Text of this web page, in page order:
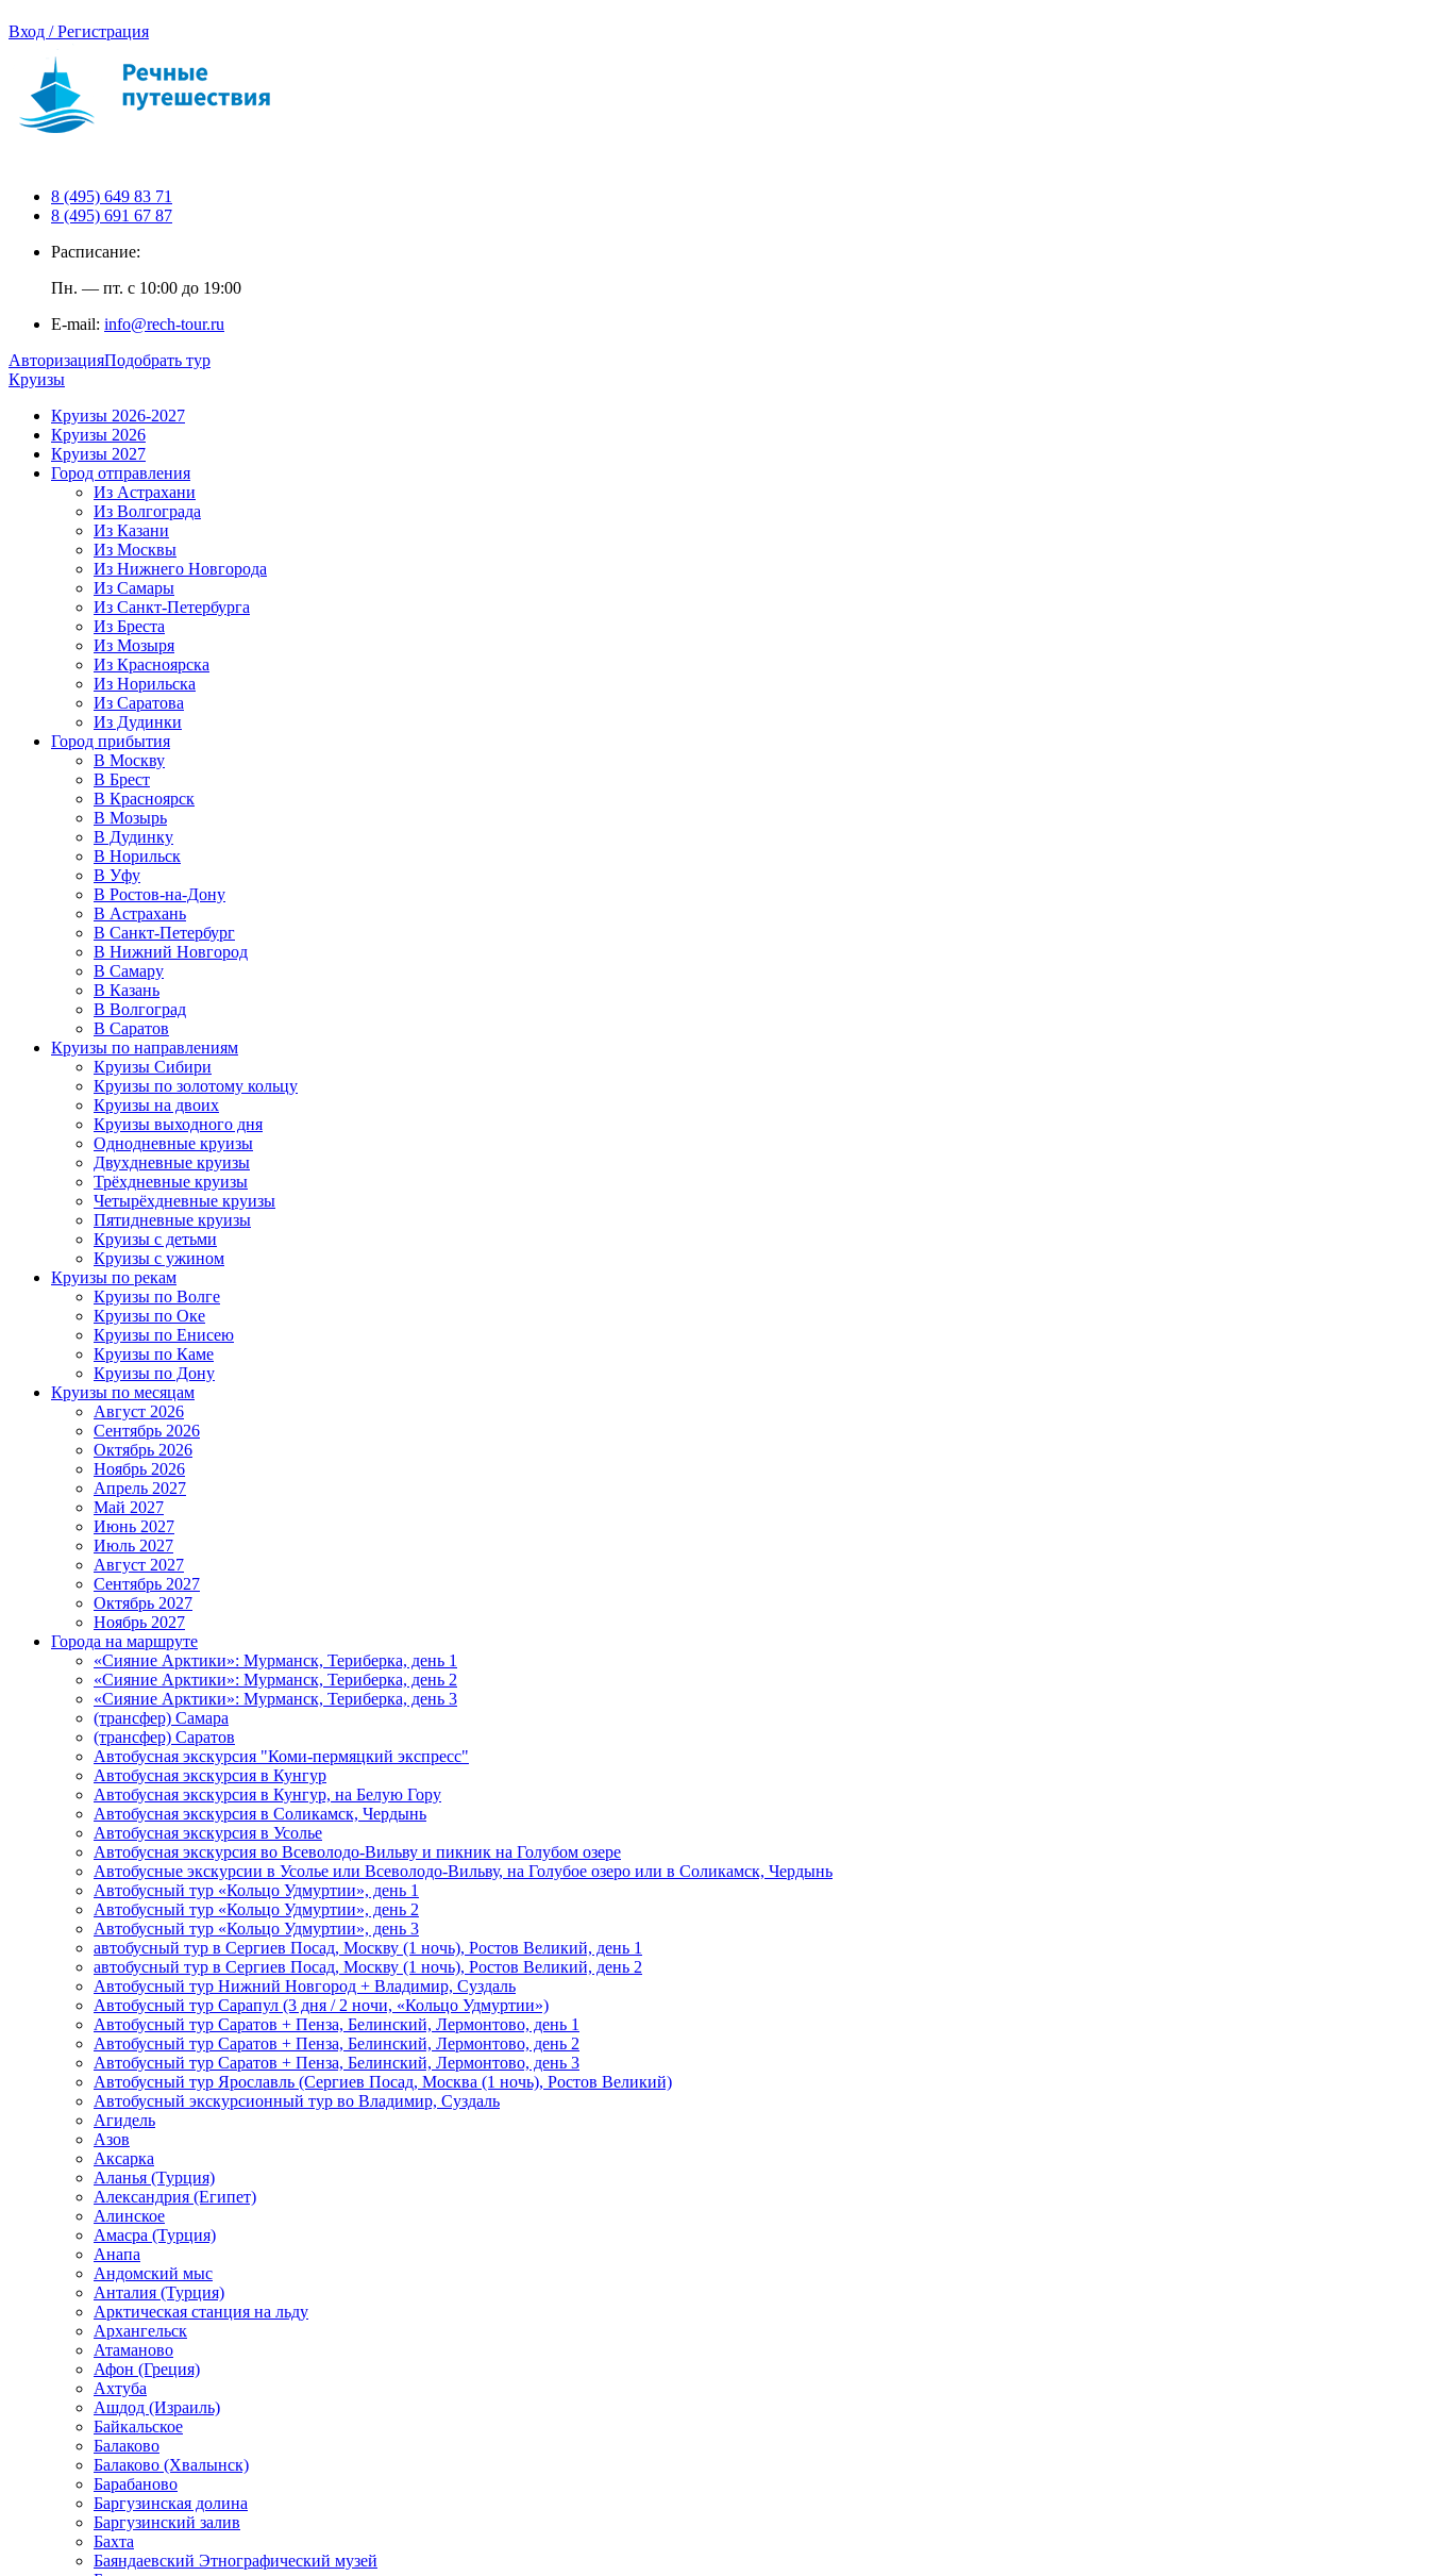
Вход / Регистрация
8 (495) 649 83 71
8 (495) 691 67 87
Расписание:
Пн. — пт. с 10:00 до 19:00
E-mail: info@rech-tour.ru
АвторизацияПодобрать тур
Круизы
Круизы 2026-2027
Круизы 2026
Круизы 2027
Город отправления
Из Астрахани
Из Волгограда
Из Казани
Из Москвы
Из Нижнего Новгорода
Из Самары
Из Санкт-Петербурга
Из Бреста
Из Мозыря
Из Красноярска
Из Норильска
Из Саратова
Из Дудинки
Город прибытия
В Москву
В Брест
В Красноярск
В Мозырь
В Дудинку
В Норильск
В Уфу
В Ростов-на-Дону
В Астрахань
В Санкт-Петербург
В Нижний Новгород
В Самару
В Казань
В Волгоград
В Саратов
Круизы по направлениям
Круизы Сибири
Круизы по золотому кольцу
Круизы на двоих
Круизы выходного дня
Однодневные круизы
Двухдневные круизы
Трёхдневные круизы
Четырёхдневные круизы
Пятидневные круизы
Круизы с детьми
Круизы с ужином
Круизы по рекам
Круизы по Волге
Круизы по Оке
Круизы по Енисею
Круизы по Каме
Круизы по Дону
Круизы по месяцам
Август 2026
Сентябрь 2026
Октябрь 2026
Ноябрь 2026
Апрель 2027
Май 2027
Июнь 2027
Июль 2027
Август 2027
Сентябрь 2027
Октябрь 2027
Ноябрь 2027
Города на маршруте
«Сияние Арктики»: Мурманск, Териберка, день 1
«Сияние Арктики»: Мурманск, Териберка, день 2
«Сияние Арктики»: Мурманск, Териберка, день 3
(трансфер) Самара
(трансфер) Саратов
Автобусная экскурсия "Коми-пермяцкий экспресс"
Автобусная экскурсия в Кунгур
Автобусная экскурсия в Кунгур, на Белую Гору
Автобусная экскурсия в Соликамск, Чердынь
Автобусная экскурсия в Усолье
Автобусная экскурсия во Всеволодо-Вильву и пикник на Голубом озере
Автобусные экскурсии в Усолье или Всеволодо-Вильву, на Голубое озеро или в Соликамск, Чердынь
Автобусный тур «Кольцо Удмуртии», день 1
Автобусный тур «Кольцо Удмуртии», день 2
Автобусный тур «Кольцо Удмуртии», день 3
автобусный тур в Сергиев Посад, Москву (1 ночь), Ростов Великий, день 1
автобусный тур в Сергиев Посад, Москву (1 ночь), Ростов Великий, день 2
Автобусный тур Нижний Новгород + Владимир, Суздаль
Автобусный тур Сарапул (3 дня / 2 ночи, «Кольцо Удмуртии»)
Автобусный тур Саратов + Пенза, Белинский, Лермонтово, день 1
Автобусный тур Саратов + Пенза, Белинский, Лермонтово, день 2
Автобусный тур Саратов + Пенза, Белинский, Лермонтово, день 3
Автобусный тур Ярославль (Сергиев Посад, Москва (1 ночь), Ростов Великий)
Автобусный экскурсионный тур во Владимир, Суздаль
Агидель
Азов
Аксарка
Аланья (Турция)
Александрия (Египет)
Алинское
Амасра (Турция)
Анапа
Андомский мыс
Анталия (Турция)
Арктическая станция на льду
Архангельск
Атаманово
Афон (Греция)
Ахтуба
Ашдод (Израиль)
Байкальское
Балаково
Балаково (Хвалынск)
Барабаново
Баргузинская долина
Баргузинский залив
Бахта
Баяндаевский Этнографический музей